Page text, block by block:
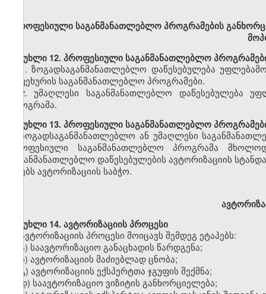
პროფესიულისაგანმანათლებლო პროგრამების
მუხლი 12. პროფესიული საგანმანათლებლო
. ზოგადსაგანმანათლებლო დაწესებულება
საფეხურის საგანმანათლებლო პროგრამები.
2. უმაღლესი საგანმანათლებლო დაწესებულება
პროგრამა.
მუხლი 13. პროფესიული საგანმანათლებლო
ზოგადსაგანმანათლებლო ან უმაღლესი
პროფესიული საგანმანათლებლო პროგრამა
საგანმანათლებლო დაწესებულებისავტორიზაციის
იღებს ავტორიზაციის საბჭო.
მუხლი 14. ავტორიზაციის პროცესი
ავტორიზაციის პროცესი მოიცავს შემდეგ ეტაპებს:
ა) საავტორიზაციო განაცხადის წარდგენა;
ბ) ავტორიზაციის მაძიებლად ცნობა;
გ) ავტორიზაციის ექსპერტთა ჯგუფის შექმნა;
დ) საავტორიზაციო ვიზიტის განხორციელება;